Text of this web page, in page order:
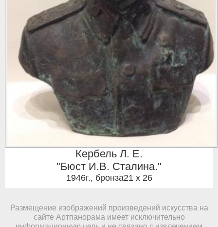
Кербель Л. Е.
"Бюст И.В. Сталина."
1946г., бронза21 x 26
Размещение изображений произведений искусства на
сайте Артпанорама имеет исключительно